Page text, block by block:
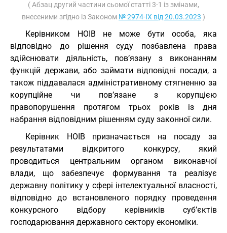
( Абзац другий частини сьомої статті 3-1 із змінами,
внесеними згідно із Законом № 2974-IX від 20.03.2023 )
Керівником НОІВ не може бути особа, яка
відповідно до рішення суду позбавлена права
здійснювати діяльність, пов’язану з виконанням
функцій держави, або займати відповідні посади, а
також піддавалася адміністративному стягненню за
корупційне чи пов’язане з корупцією
правопорушення протягом трьох років із дня
набрання відповідним рішенням суду законної сили.
Керівник НОІВ призначається на посаду за
результатами відкритого конкурсу, який
проводиться центральним органом виконавчої
влади, що забезпечує формування та реалізує
державну політику у сфері інтелектуальної власності,
відповідно до встановленого порядку проведення
конкурсного відбору керівників суб’єктів
господарювання державного сектору економіки.